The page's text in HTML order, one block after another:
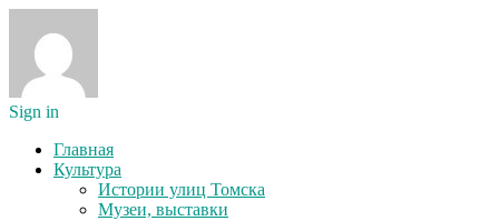
Sign in
Главная
Культура
Истории улиц Томска
Музеи, выставки